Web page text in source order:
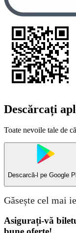
Descărcați
Toate nevoile tale de
Descarcă-l pe Google
Găsește cel mai
Asigurați-vă